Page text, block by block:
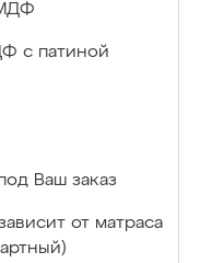
с патиной
Ваш заказ
от матраса